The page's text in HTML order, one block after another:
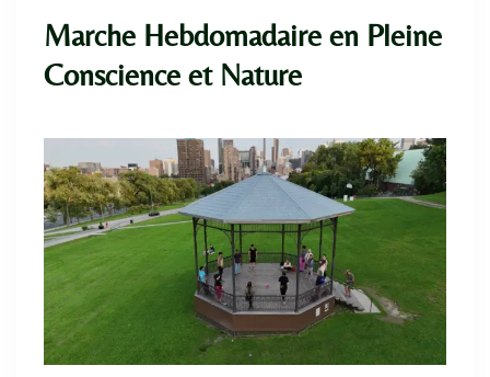
Marche Hebdomadaire en Pleine
Conscience et Nature